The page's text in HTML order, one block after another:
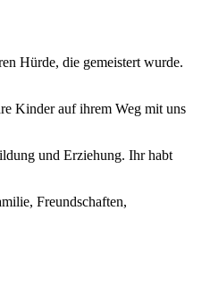
Hürde, die gemeistert wurde.
Kinder auf ihrem Weg mit uns
und Erziehung. Ihr habt
Freundschaften,